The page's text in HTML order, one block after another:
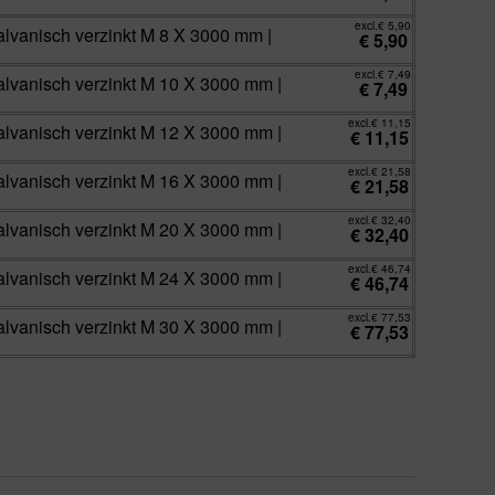
verzinkt M 8 X 3000 mm | excl.€ 5,90
€5,90
verzinkt M 10 X 3000 mm | excl.€ 7,49
€7,49
verzinkt M 12 X 3000 mm | excl.€ 11,15
€ 11,15
verzinkt M 16 X 3000 mm | excl.€ 21,58
€21,58
verzinkt M 20 X 3000 mm | excl.€ 32,40
€32,40
verzinkt M 24 X 3000 mm | excl.€ 46,74
€46,74
verzinkt M 30 X 3000 mm | excl.€ 77,53
€77,53